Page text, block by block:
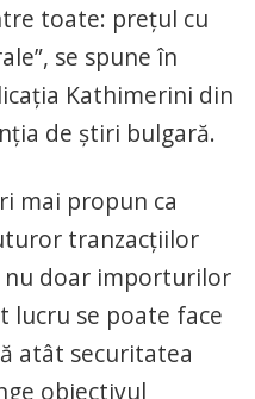
toate: prețul cu
se spune în
Kathimerini din
de știri bulgară.
mai propun ca
tranzacțiilor
nu doar importurilor
lucru se poate face
atât securitatea
obiectivul